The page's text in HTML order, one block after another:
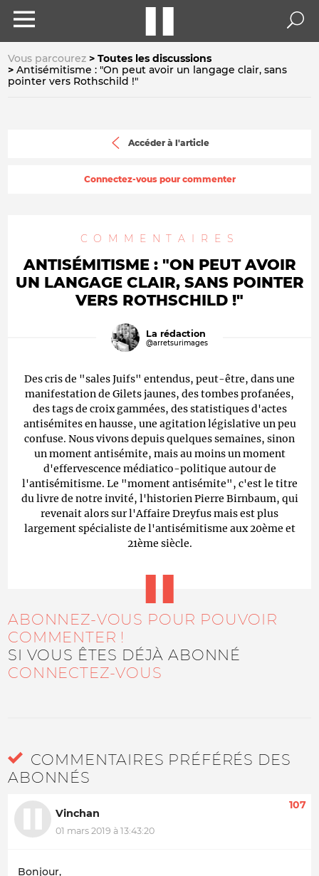
Vous parcourez
Toutes les discussions
Antisémitisme : "On peut avoir un langage clair, sans
pointer vers Rothschild !"
Accéder à l'article
Connectez-vous pour commenter
COMMENTAIRES
ANTISÉMITISME : "ON PEUT AVOIR
UN LANGAGE CLAIR, SANS POINTER
VERS ROTHSCHILD !"
La rédaction
@arretsurimages
Des cris de "sales Juifs" entendus, peut-être, dans une
manifestation de Gilets jaunes, des tombes profanées,
des tags de croix gammées, des statistiques d'actes
antisémites en hausse, une agitation législative un peu
confuse. Nous vivons depuis quelques semaines, sinon
un moment antisémite, mais au moins un moment
d'effervescence médiatico-politique autour de
l'antisémitisme. Le "moment antisémite", c'est le titre
du livre de notre invité, l'historien Pierre Birnbaum, qui
revenait alors sur l'Affaire Dreyfus mais est plus
largement spécialiste de l'antisémitisme aux 20ème et
21ème siècle.
ABONNEZ-VOUS POUR POUVOIR
COMMENTER !
SI VOUS ÊTES DÉJÀ ABONNÉ
CONNECTEZ-VOUS
COMMENTAIRES PRÉFÉRÉS DES
ABONNÉS
Vinchan
01 mars 2019 à 13:43:20
107
Bonjour,